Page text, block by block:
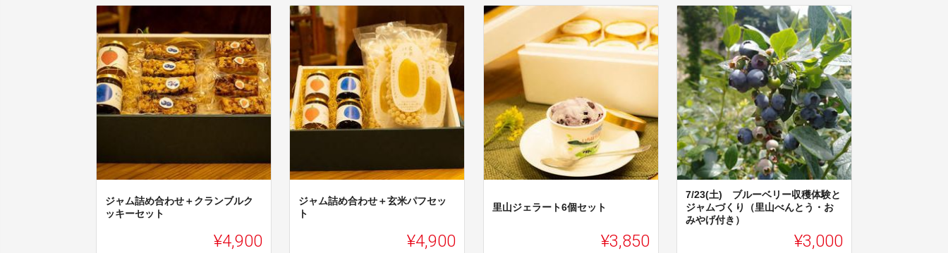
ジャム詰め合わせ＋クランブルク
ッキーセット
¥4,900
ジャム詰め合わせ＋玄米パフセッ
ト
¥4,900
里山ジェラート6個セット
¥3,850
7/23(土) ブルーベリー収穫体験と
ジャムづくり（里山べんとう・お
みやげ付き）
¥3,000